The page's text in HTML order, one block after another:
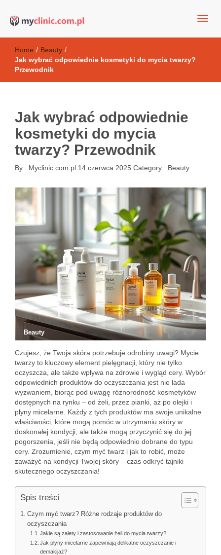
Kosmetyki antyoksydacyjne
Home / Beauty /
Jak wybrać odpowiednie kosmetyki do mycia twarzy?
Przewodnik
Jak wybrać odpowiednie
kosmetyki do mycia
twarzy? Przewodnik
By : Myclinic.com.pl 14 czerwca 2025 Category : Beauty
Beauty
Czujesz, że Twoja skóra potrzebuje odrobiny uwagi? Mycie
twarzy to kluczowy element pielęgnacji, który nie tylko
oczyszcza, ale także wpływa na zdrowie i wygląd cery. Wybór
odpowiednich produktów do oczyszczania jest nie lada
wyzwaniem, biorąc pod uwagę różnorodność kosmetyków
dostępnych na rynku – od żeli, przez pianki, aż po olejki i
płyny micelarne. Każdy z tych produktów ma swoje unikalne
właściwości, które mogą pomóc w utrzymaniu skóry w
doskonałej kondycji, ale także mogą przyczynić się do jej
pogorszenia, jeśli nie będą odpowiednio dobrane do typu
cery. Zrozumienie, czym myć twarz i jak to robić, może
zaważyć na kondycji Twojej skóry – czas odkryć tajniki
skutecznego oczyszczania!
Spis treści
Czym myć twarz? Różne rodzaje produktów do
oczyszczania
Jakie są zalety i zastosowanie żeli do mycia twarzy?
Jak płyny micelarne zapewniają delikatne oczyszczanie i
demakijaż?